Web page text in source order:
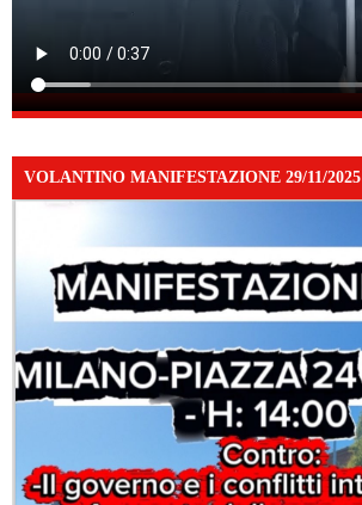
VOLANTINO MANIFESTAZIONE 29/11/2025